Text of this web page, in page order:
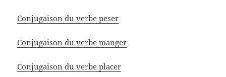
Conjugaison du verbe peser
Conjugaison du verbe manger
Conjugaison du verbe placer